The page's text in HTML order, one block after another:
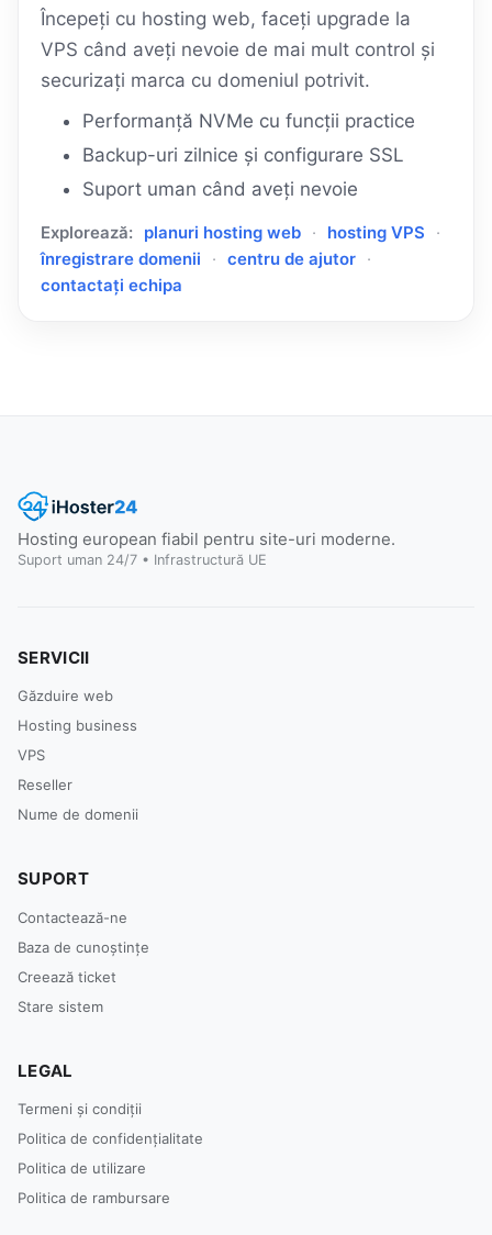
Începeți cu hosting web, faceți upgrade la
VPS când aveți nevoie de mai mult control și
securizați marca cu domeniul potrivit.
Performanță NVMe cu funcții practice
Backup-uri zilnice și configurare SSL
Suport uman când aveți nevoie
Explorează: planuri hosting web · hosting VPS
·
înregistrare domenii
· centru de ajutor ·
contactați echipa
Hosting european fiabil pentru site-uri moderne.
Suport uman 24/7 • Infrastructură UE
SERVICII
Găzduire web
Hosting business
VPS
Reseller
Nume de domenii
SUPORT
Contactează-ne
Baza de cunoștințe
Creează ticket
Stare sistem
LEGAL
Termeni și condiții
Politica de confidențialitate
Politica de utilizare
Politica de rambursare